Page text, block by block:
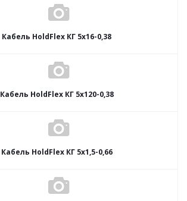
Кабель HoldFlex КГ 5x16-0,38
Кабель HoldFlex КГ 5x120-0,38
Кабель HoldFlex КГ 5x1,5-0,66